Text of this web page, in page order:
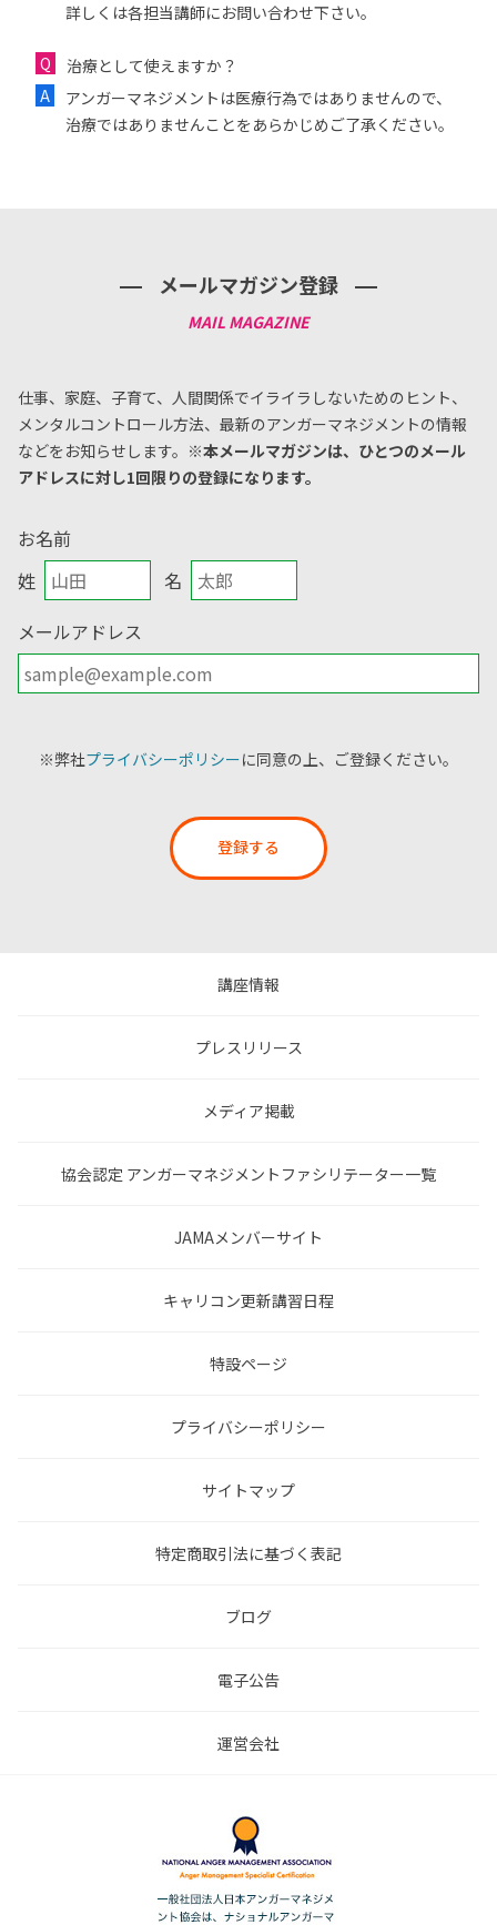
詳しくは各担当講師にお問い合わせ下さい。
治療として使えますか？
アンガーマネジメントは医療行為ではありませんので、
治療ではありませんことをあらかじめご了承ください。
メールマガジン登録
仕事、家庭、子育て、人間関係でイライラしないためのヒント、
メンタルコントロール方法、 最新のアンガーマネジメントの情報
などをお知らせします。 ※本メールマガジンは、ひとつのメール
アドレスに対し1回限りの登録になります。
お名前
姓
名
メールアドレス
※弊社プライバシーポリシーに同意の上、ご登録ください。
登録する
講座情報
プレスリリース
メディア掲載
協会認定 アンガーマネジメントファシリテーター一覧
JAMAメンバーサイト
キャリコン更新講習日程
特設ページ
プライバシーポリシー
サイトマップ
特定商取引法に基づく表記
ブログ
電子公告
運営会社